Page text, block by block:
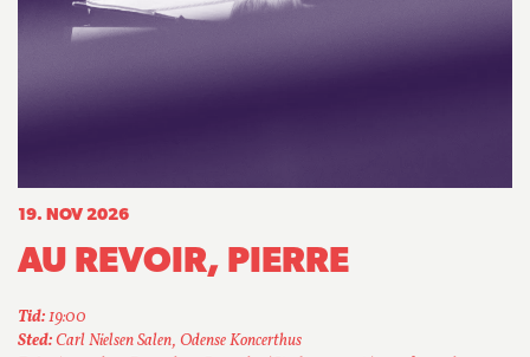
19. NOV 2026
AU REVOIR, PIERRE
Tid:19:00
Sted:Carl Nielsen Salen, Odense Koncerthus